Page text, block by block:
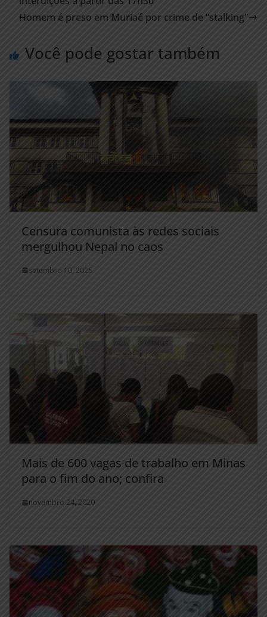
Homem é preso em Muriaé por crime de “stalking”
Você pode gostar também
Censura comunista às redes sociais
mergulhou Nepal no caos
setembro 10, 2025
Mais de 600 vagas de trabalho em Minas
para o fim do ano; confira
novembro 24, 2020